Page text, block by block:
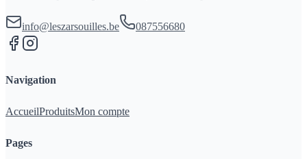
info@leszarsouilles.be 087556680
Navigation
AccueilProduitsMon compte
Pages